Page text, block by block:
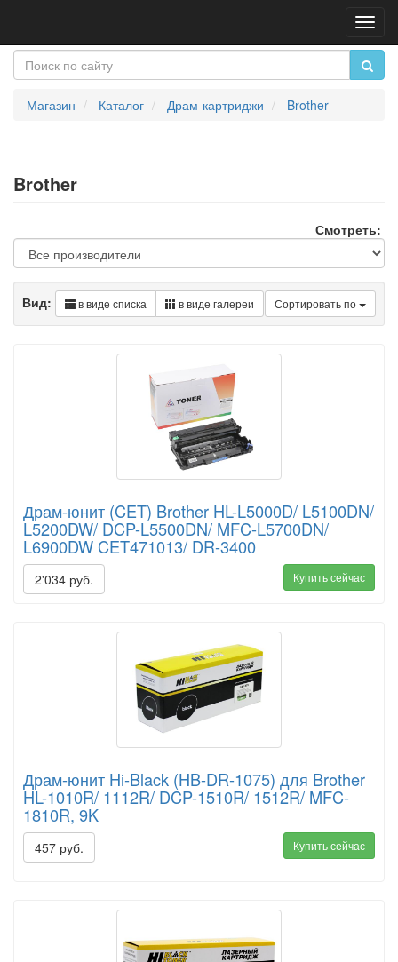
Магазин Каталог Драм-картриджи Brother
Brother
Смотреть:
Сортировать по
Вид: в виде списка в виде галереи
Драм-юнит (CET) Brother HL-L5000D/ L5100DN/
L5200DW/ DCP-L5500DN/ MFC-L5700DN/
L6900DW CET471013/ DR-3400
2'034 руб. Купить сейчас
Драм-юнит Hi-Black (HB-DR-1075) для Brother
HL-1010R/ 1112R/ DCP-1510R/ 1512R/ MFC-
1810R, 9K
457 руб. Купить сейчас